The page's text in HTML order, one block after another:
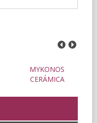
MYKONOS
CERÁMICA